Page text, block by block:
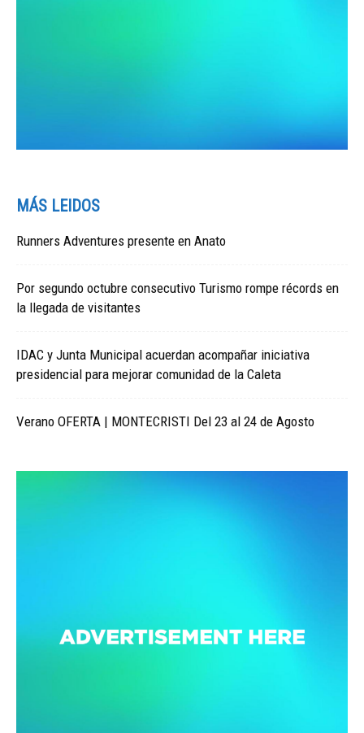
MÁS LEIDOS
Runners Adventures presente en Anato
Por segundo octubre consecutivo Turismo rompe récords en
la llegada de visitantes
IDAC y Junta Municipal acuerdan acompañar iniciativa
presidencial para mejorar comunidad de la Caleta
Verano OFERTA | MONTECRISTI Del 23 al 24 de Agosto